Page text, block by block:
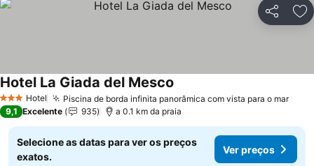
Partilhar
3 EstrelasHotel Piscina de borda infinita panorâmica com vista para o marVer
Hotel La Giada del Mesco
9,1 Excelente 935 a 0.1 km da praia
Selecione as datas para ver os preços
exatos.
Ver preços